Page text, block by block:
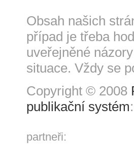
Obsah našich
případ je třeba
uveřejněné
situace. Vždy se
Copyright © 2008
publikační systém
partneři: